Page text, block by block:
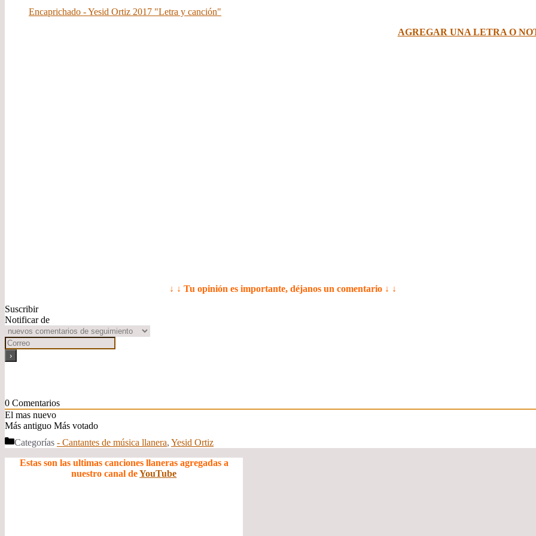
Encaprichado - Yesid Ortiz 2017 "Letra y canción"
AGREGAR UNA LETRA O
↓ ↓ Tu opinión es importante, déjanos un comentario ↓ ↓
Suscribir
Notificar de
0 Comentarios
El mas nuevo
Más antiguo Más votado
Categorías - Cantantes de música llanera, Yesid Ortiz
Estas son las ultimas canciones llaneras agregadas a
nuestro canal deYouTube